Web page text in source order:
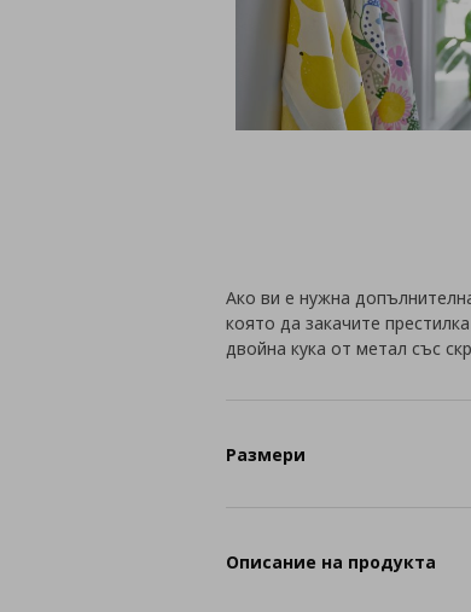
Ако ви е нужна
която да закачите
двойна кука от метал със
Размери
Описание на продукта